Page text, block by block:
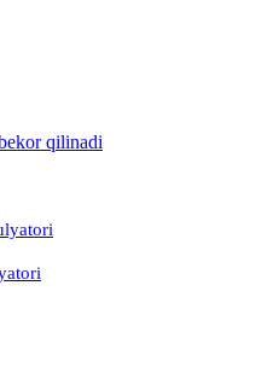
qilinadi